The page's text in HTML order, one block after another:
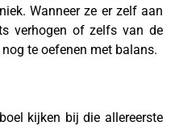
Wanneer ze er zelf aan
verhogen of zelfs van de
te oefenen met balans.
kijken bij die allereerste